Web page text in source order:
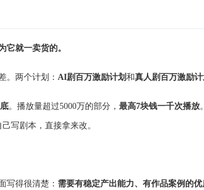
它就一卖货的。
。两个计划： AI剧百万激励计划 和真人剧百万激励计
。播放量超过5000万的部分， 最高7块钱一千次播放
写剧本，直接拿来改。
写得很清楚： 需要有稳定产出能力、有作品案例的优